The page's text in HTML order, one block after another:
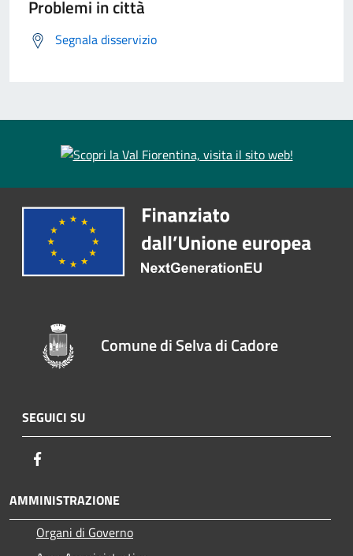
Problemi in città
Segnala disservizio
Comune di Selva di Cadore
SEGUICI SU
AMMINISTRAZIONE
Organi di Governo